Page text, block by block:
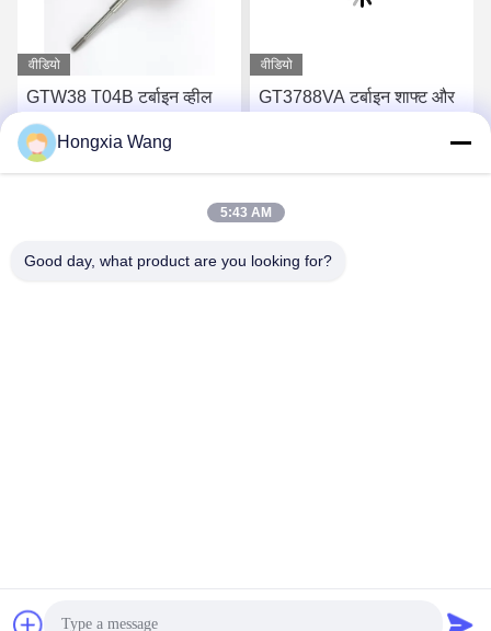
वीडियो
GTW38 T04B टर्बाइन व्हील
शाफ्ट 407276-6 407276-19
446905-2 446905-5
टर्बोचार्जर के लिए
सबसे अच्छी कीमत पाएं
वीडियो
GT3788VA टर्बाइन शाफ्ट और
848212-5002S टर्बोचार्जर के
लिए
Hongxia Wang
5:43 AM
Good day, what product are you looking for?